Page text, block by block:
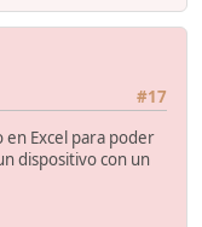
#17
en Excel para poder
dispositivo con un